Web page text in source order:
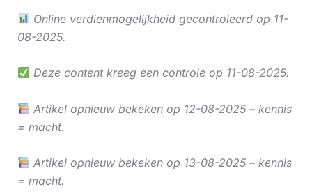
Online verdienmogelijkheid gecontroleerd op 11-
08-2025.
Deze content kreeg een controle op 11-08-2025.
Artikel opnieuw bekeken op 12-08-2025 – kennis
= macht.
Artikel opnieuw bekeken op 13-08-2025 – kennis
= macht.